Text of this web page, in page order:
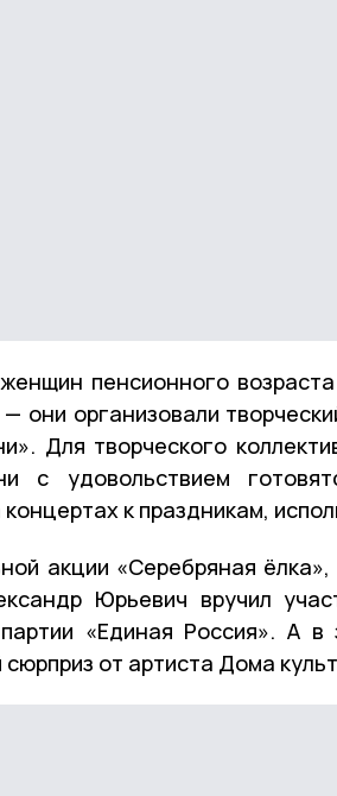
пенсионного
они организовали
Для творческого
с удовольствием
к праздникам,
акции «Серебряная
Юрьевич вручил
«Единая Россия». А в
от артиста Дома